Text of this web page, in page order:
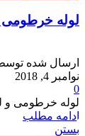
لوله
ارسال شده
نوامبر 4, 2018
0
لوله خرطومی و
ادامه مطلب
بستن